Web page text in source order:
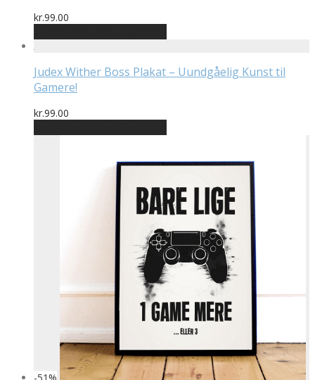
kr.99.00
Judex Wither Boss Plakat – Uundgåelig Kunst til
Gamere!
kr.99.00